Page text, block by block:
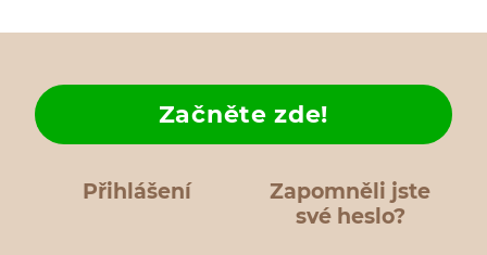
Přihlášení
Zapomněli jste
své heslo?
Začněte zde!